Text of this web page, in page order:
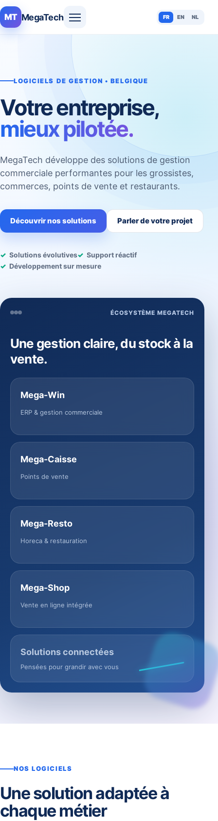
MT MegaTech FR EN NL
LOGICIELS DE GESTION • BELGIQUE
Votre entreprise,
mieux pilotée.
MegaTech développe des solutions de gestion
commerciale performantes pour les grossistes,
commerces, points de vente et restaurants.
Découvrir nos solutions Parler de votre projet
Solutions évolutives
Support réactif
Développement sur mesure
ÉCOSYSTÈME MEGATECH
Une gestion claire, du stock à la
vente.
Mega-Win
ERP & gestion commerciale
Mega-Caisse
Points de vente
Mega-Resto
Horeca & restauration
Mega-Shop
Vente en ligne intégrée
Solutions connectées
Pensées pour grandir avec vous
NOS LOGICIELS
Une solution adaptée à
chaque métier